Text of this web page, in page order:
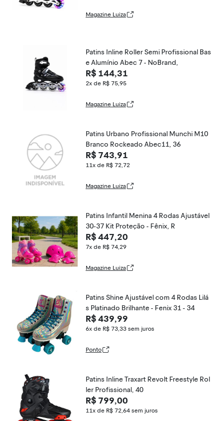
Magazine Luiza
Patins Inline Roller Semi Profissional Bas
e Alumínio Abec 7 - NoBrand,
R$ 144,31
2x de R$ 75,95
Magazine Luiza
Patins Urbano Profissional Munchi M10
Branco Rockeado Abec11, 36
R$ 743,91
11x de R$ 72,72
Magazine Luiza
Patins Infantil Menina 4 Rodas Ajustável
30-37 Kit Proteção - Fênix, R
R$ 447,20
7x de R$ 74,29
Magazine Luiza
Patins Shine Ajustável com 4 Rodas Lilá
s Platinado Brilhante - Fenix 31 - 34
R$ 439,99
6x de R$ 73,33 sem juros
Ponto
Patins Inline Traxart Revolt Freestyle Rol
ler Profissional, 40
R$ 799,00
11x de R$ 72,64 sem juros